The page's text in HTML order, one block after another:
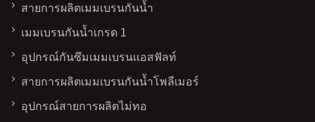
สายการผลิตเมมเบรนกันน้ำ
เมมเบรนกันน้ำเกรด 1
อุปกรณ์กันซึมเมมเบรนแอสฟัลท์
สายการผลิตเมมเบรนกันน้ำโพลีเมอร์
อุปกรณ์สายการผลิตไม่ทอ